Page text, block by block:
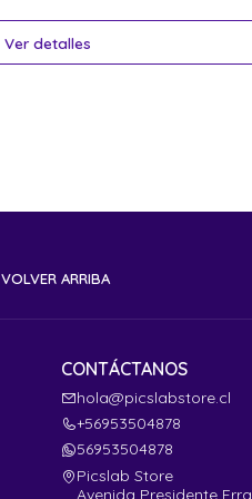
Ver detalles
VOLVER ARRIBA
CONTÁCTANOS
hola@picslabstore.cl
+56953504878
56953504878
Picslab Store
Avenida Presidente